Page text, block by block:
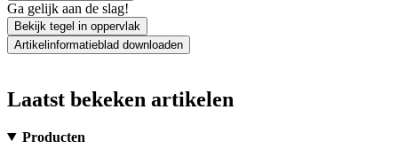
Ga gelijk aan de slag!
Bekijk tegel in oppervlak
Artikelinformatieblad downloaden
Laatst bekeken artikelen
Producten